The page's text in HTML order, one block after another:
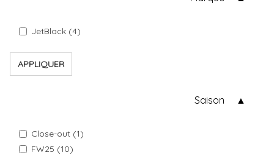
JetBlack (4)
APPLIQUER
Saison
Close-out (1)
FW25 (10)